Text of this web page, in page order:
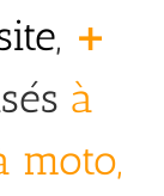
, +
à
moto,